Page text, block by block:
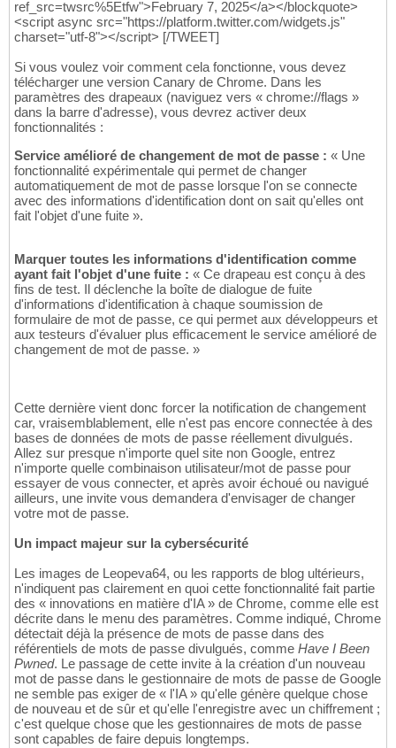
ref_src=twsrc%5Etfw">February 7, 2025</a></blockquote>
<script async src="https://platform.twitter.com/widgets.js"
charset="utf-8"></script> [/TWEET]
Si vous voulez voir comment cela fonctionne, vous devez
télécharger une version Canary de Chrome. Dans les
paramètres des drapeaux (naviguez vers « chrome://flags »
dans la barre d'adresse), vous devrez activer deux
fonctionnalités :
Service amélioré de changement de mot de passe : « Une
fonctionnalité expérimentale qui permet de changer
automatiquement de mot de passe lorsque l'on se connecte
avec des informations d'identification dont on sait qu'elles ont
fait l'objet d'une fuite ».
Marquer toutes les informations d'identification comme
ayant fait l'objet d'une fuite : « Ce drapeau est conçu à des
fins de test. Il déclenche la boîte de dialogue de fuite
d'informations d'identification à chaque soumission de
formulaire de mot de passe, ce qui permet aux développeurs et
aux testeurs d'évaluer plus efficacement le service amélioré de
changement de mot de passe. »
Cette dernière vient donc forcer la notification de changement
car, vraisemblablement, elle n'est pas encore connectée à des
bases de données de mots de passe réellement divulgués.
Allez sur presque n'importe quel site non Google, entrez
n'importe quelle combinaison utilisateur/mot de passe pour
essayer de vous connecter, et après avoir échoué ou navigué
ailleurs, une invite vous demandera d'envisager de changer
votre mot de passe.
Un impact majeur sur la cybersécurité
Les images de Leopeva64, ou les rapports de blog ultérieurs,
n'indiquent pas clairement en quoi cette fonctionnalité fait partie
des « innovations en matière d'IA » de Chrome, comme elle est
décrite dans le menu des paramètres. Comme indiqué, Chrome
détectait déjà la présence de mots de passe dans des
référentiels de mots de passe divulgués, comme Have I Been
Pwned. Le passage de cette invite à la création d'un nouveau
mot de passe dans le gestionnaire de mots de passe de Google
ne semble pas exiger de « l'IA » qu'elle génère quelque chose
de nouveau et de sûr et qu'elle l'enregistre avec un chiffrement ;
c'est quelque chose que les gestionnaires de mots de passe
sont capables de faire depuis longtemps.